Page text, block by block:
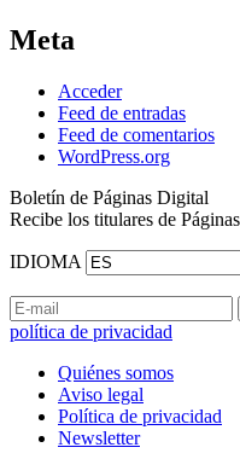
Meta
Acceder
Feed de entradas
Feed de comentarios
WordPress.org
Boletín de Páginas Digital
Recibe los titulares de
IDIOMA
política de privacidad
Quiénes somos
Aviso legal
Política de privacidad
Newsletter